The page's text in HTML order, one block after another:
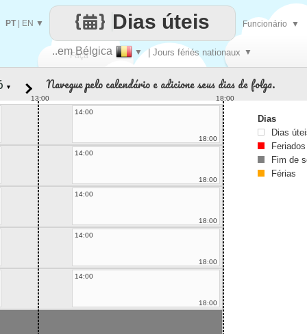
Faça
..em Bélgica ▼ | Jours fériés nationaux ▼
Dias úteis
PT| EN ▼ Funcionário ▼
▼ Navegue pelo calendário e adicione seus dias de folga.
13:00
18:00
14:00
18:00
14:00
18:00
14:00
18:00
14:00
18:00
14:00
18:00
Dias
Dias
Feriados
Fim de
Férias